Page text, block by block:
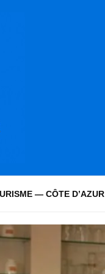
— CÔTE D’AZUR